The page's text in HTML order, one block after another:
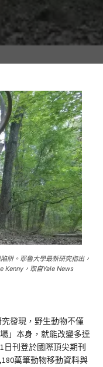
阱。耶魯大學最新研究指出，
Kenny，取自Yale News
發現，野生動物不僅
」本身，就能改變多達
日刊登於國際頂尖期刊
萬筆動物移動資料與